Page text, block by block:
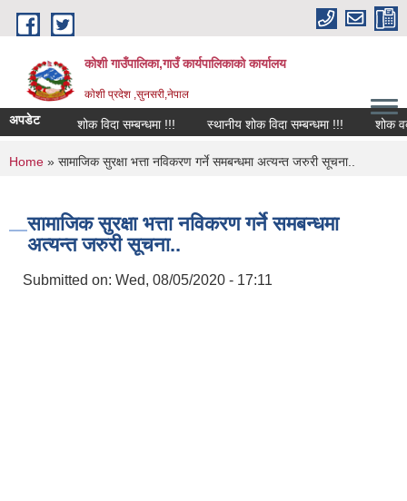
Skip to main content
कोशी गाउँपालिका,गाउँ कार्यपालिकाको कार्यालय
काेशी प्रदेश ,सुनसरी,नेपाल
अपडेट शोक विदा सम्बन्धमा !!! स्थानीय शोक विदा सम्बन्धमा !!! शोक
You are here
Home » सामाजिक सुरक्षा भत्ता नविकरण गर्ने समबन्धमा अत्यन्त जरुरी सूचना..
सामाजिक सुरक्षा भत्ता नविकरण गर्ने समबन्धमा
अत्यन्त जरुरी सूचना..
Submitted on: Wed, 08/05/2020 - 17:11